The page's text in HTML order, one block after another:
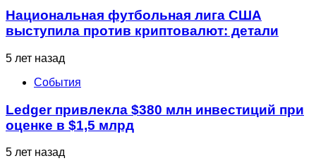
Национальная футбольная лига США
выступила против криптовалют: детали
5 лет назад
События
Ledger привлекла $380 млн инвестиций при
оценке в $1,5 млрд
5 лет назад